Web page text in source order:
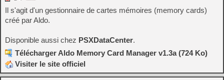
Il s'agit d'un gestionnaire de cartes mémoires (memory cards)
créé par Aldo.
Disponible aussi chez PSXDataCenter.
Télécharger Aldo Memory Card Manager v1.3a (724 Ko)
Visiter le site officiel